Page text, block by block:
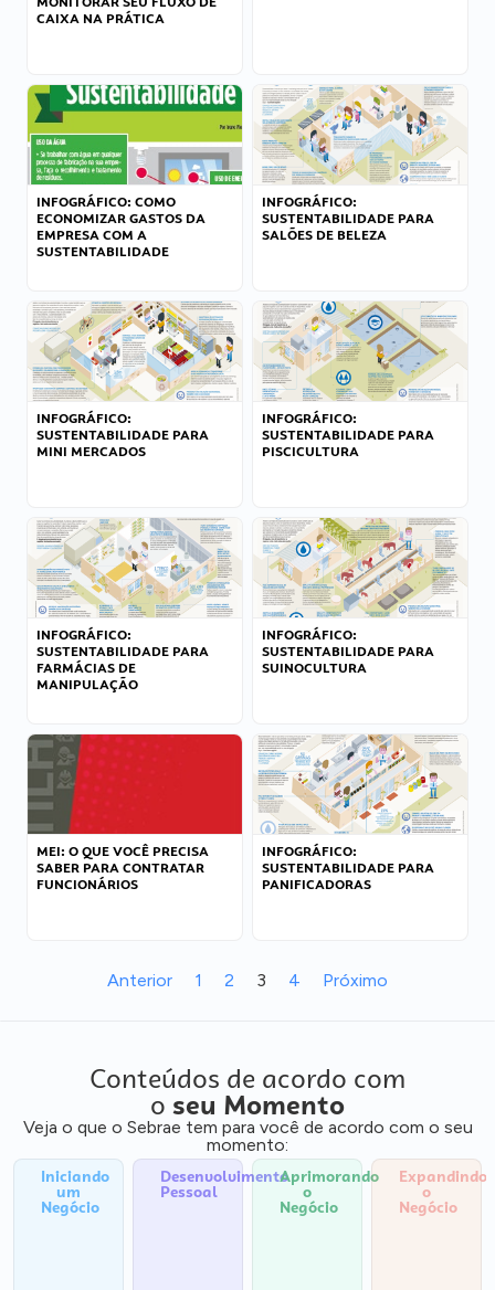
CAIXA NA PRÁTICA
INFOGRÁFICO: COMO
ECONOMIZAR GASTOS DA
EMPRESA COM A
SUSTENTABILIDADE
INFOGRÁFICO:
SUSTENTABILIDADE PARA
SALÕES DE BELEZA
INFOGRÁFICO:
SUSTENTABILIDADE PARA
MINI MERCADOS
INFOGRÁFICO:
SUSTENTABILIDADE PARA
PISCICULTURA
INFOGRÁFICO:
SUSTENTABILIDADE PARA
FARMÁCIAS DE
MANIPULAÇÃO
INFOGRÁFICO:
SUSTENTABILIDADE PARA
SUINOCULTURA
MEI: O QUE VOCÊ PRECISA
SABER PARA CONTRATAR
FUNCIONÁRIOS
INFOGRÁFICO:
SUSTENTABILIDADE PARA
PANIFICADORAS
Anterior 1 2 3 4 Próximo
Conteúdos de acordo com
o seu Momento
Veja o que o Sebrae tem para você de acordo com o seu
momento:
Iniciando
um
Negócio
Desenvolvimento
Pessoal
Aprimorando
o
Negócio
Expandindo
o
Negócio